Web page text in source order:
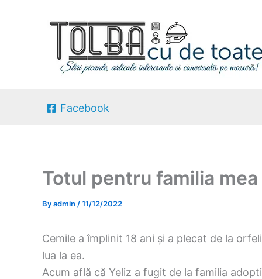
Facebook
Totul pentru familia
Byadmin /11/12/2022
Cemile a împlinit 18 ani și a plecat de la
lua la ea.
Acum află că Yeliz a fugit de la familia